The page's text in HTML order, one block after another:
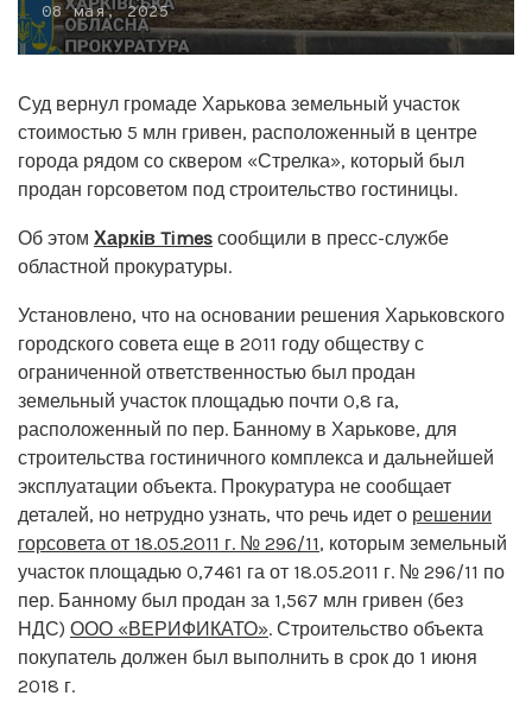
08 мая, 2025
Суд вернул громаде Харькова земельный участок
стоимостью 5 млн гривен, расположенный в центре
города рядом со сквером «Стрелка», который был
продан горсоветом под строительство гостиницы.
Об этом Харків Times сообщили в пресс-службе
областной прокуратуры.
Установлено, что на основании решения Харьковского
городского совета еще в 2011 году обществу с
ограниченной ответственностью был продан
земельный участок площадью почти 0,8 га,
расположенный по пер. Банному в Харькове, для
строительства гостиничного комплекса и дальнейшей
эксплуатации объекта. Прокуратура не сообщает
деталей, но нетрудно узнать, что речь идет о решении
горсовета от 18.05.2011 г. № 296/11, которым земельный
участок площадью 0,7461 га от 18.05.2011 г. № 296/11 по
пер. Банному был продан за 1,567 млн гривен (без
НДС) ООО «ВЕРИФИКАТО». Строительство объекта
покупатель должен был выполнить в срок до 1 июня
2018 г.